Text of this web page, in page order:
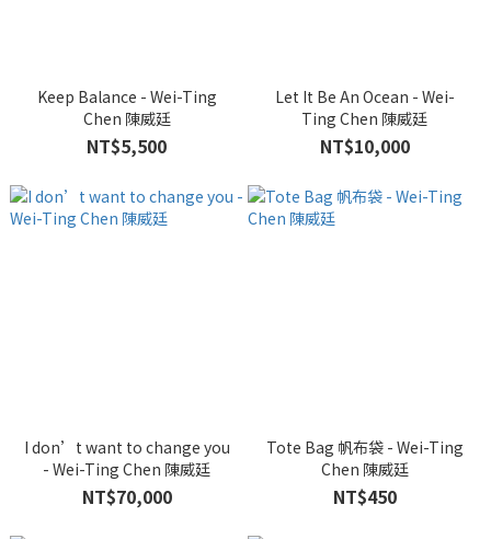
Keep Balance - Wei-Ting
Chen 陳威廷
NT$5,500
Let It Be An Ocean - Wei-
Ting Chen 陳威廷
NT$10,000
I don’t want to change you
- Wei-Ting Chen 陳威廷
NT$70,000
Tote Bag 帆布袋 - Wei-Ting
Chen 陳威廷
NT$450